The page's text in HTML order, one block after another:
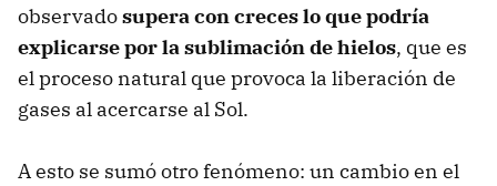
observadosupera con creces lo que podría
explicarse por la sublimación de hielos, que es
el proceso natural que provoca la liberación de
gases al acercarse al Sol.
A esto se sumó otro fenómeno: un cambio en el